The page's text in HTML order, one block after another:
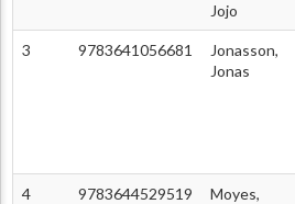
Jojo
3 9783641056681
Jonasson,
Jonas
4 9783644529519
Moyes,